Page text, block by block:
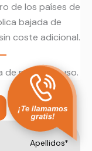
de los países de
bajada de
coste adicional.
de pago por uso.
Apellidos*